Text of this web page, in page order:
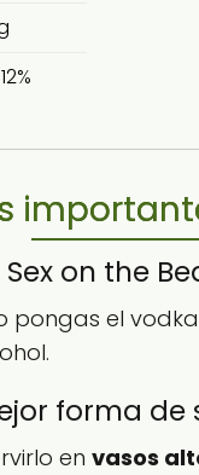
on the
pongas el
forma de
en vasos